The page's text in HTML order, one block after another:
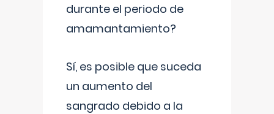
durante el periodo de
amamantamiento?
Sí, es posible que suceda
un aumento del
sangrado debido a la